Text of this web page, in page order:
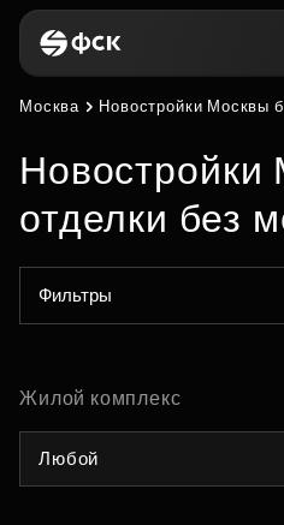
Москва Новостройки Москвы
Новостройки
отделки без
Фильтры
Жилой комплекс
Любой